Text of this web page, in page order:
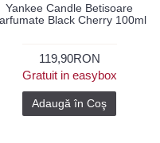
Yankee Candle Betisoare
Black Cherry 100ml
119,90RON
Gratuit in easybox
Adaugă în Coş